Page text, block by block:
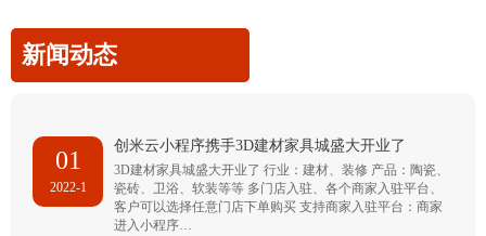
新闻动态
01
2022-1
创米云小程序携手3D建材家具城盛大开业了
3D建材家具城盛大开业了 行业：建材、装修 产品：陶瓷、
瓷砖、卫浴、软装等等 多门店入驻、各个商家入驻平台、
客户可以选择任意门店下单购买 支持商家入驻平台：商家
进入小程序…